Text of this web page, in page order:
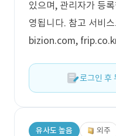
있으며, 관리자가 등
영됩니다. 참고 서비
bizion.com,
로그인 후
유사도 높음 외주